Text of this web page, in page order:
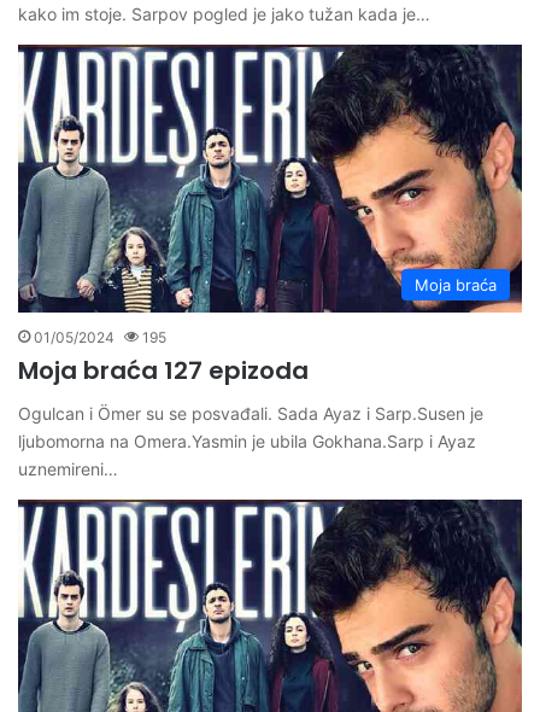
kako im stoje. Sarpov pogled je jako tužan kada je…
Moja braća
01/05/2024 195
Moja braća 127 epizoda
Ogulcan i Ömer su se posvađali. Sada Ayaz i Sarp.Susen je
ljubomorna na Omera.Yasmin je ubila Gokhana.Sarp i Ayaz
uznemireni…